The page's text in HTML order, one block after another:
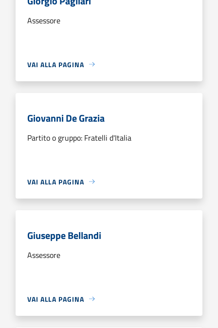
Assessore
VAI ALLA PAGINA
Giovanni De Grazia
Partito o gruppo: Fratelli d'Italia
VAI ALLA PAGINA
Giuseppe Bellandi
Assessore
VAI ALLA PAGINA